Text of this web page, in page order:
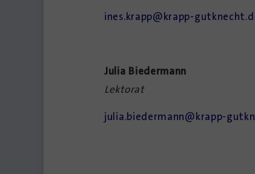
ines.krapp@krapp-
Julia Biedermann
Lektorat
julia.biedermann@krapp-